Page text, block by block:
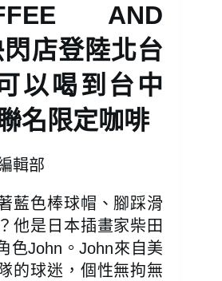
AND
店登陸北台
以喝到台中
名限定咖啡
輯部
藍色棒球帽、腳踩滑
他是日本插畫家柴田
色John。John來自美
的球迷，個性無拘無